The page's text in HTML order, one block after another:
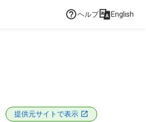
ヘルプ English
提供元サイトで表示